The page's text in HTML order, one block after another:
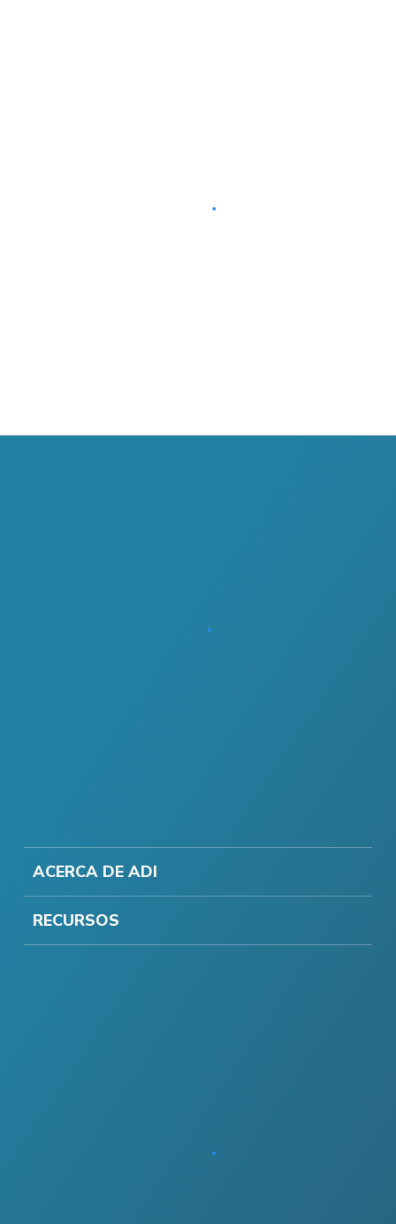
ACERCA DE ADI
RECURSOS